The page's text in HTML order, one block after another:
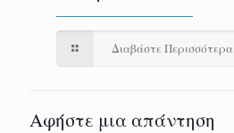
Διαβάστε Περισσότερα
Αφήστε μια απάντηση